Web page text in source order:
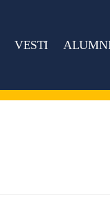
VESTI